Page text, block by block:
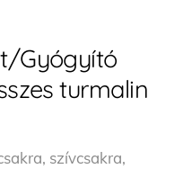
Gyógyító
turmalin
szívcsakra,